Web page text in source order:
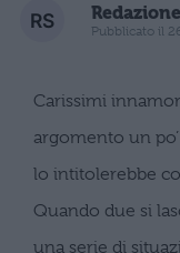
Pubblicato il
Carissimi
argomento un
lo intitolerebbe c
Quando due si
una serie di